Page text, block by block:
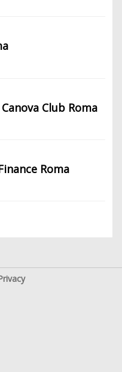
Club Roma
Roma